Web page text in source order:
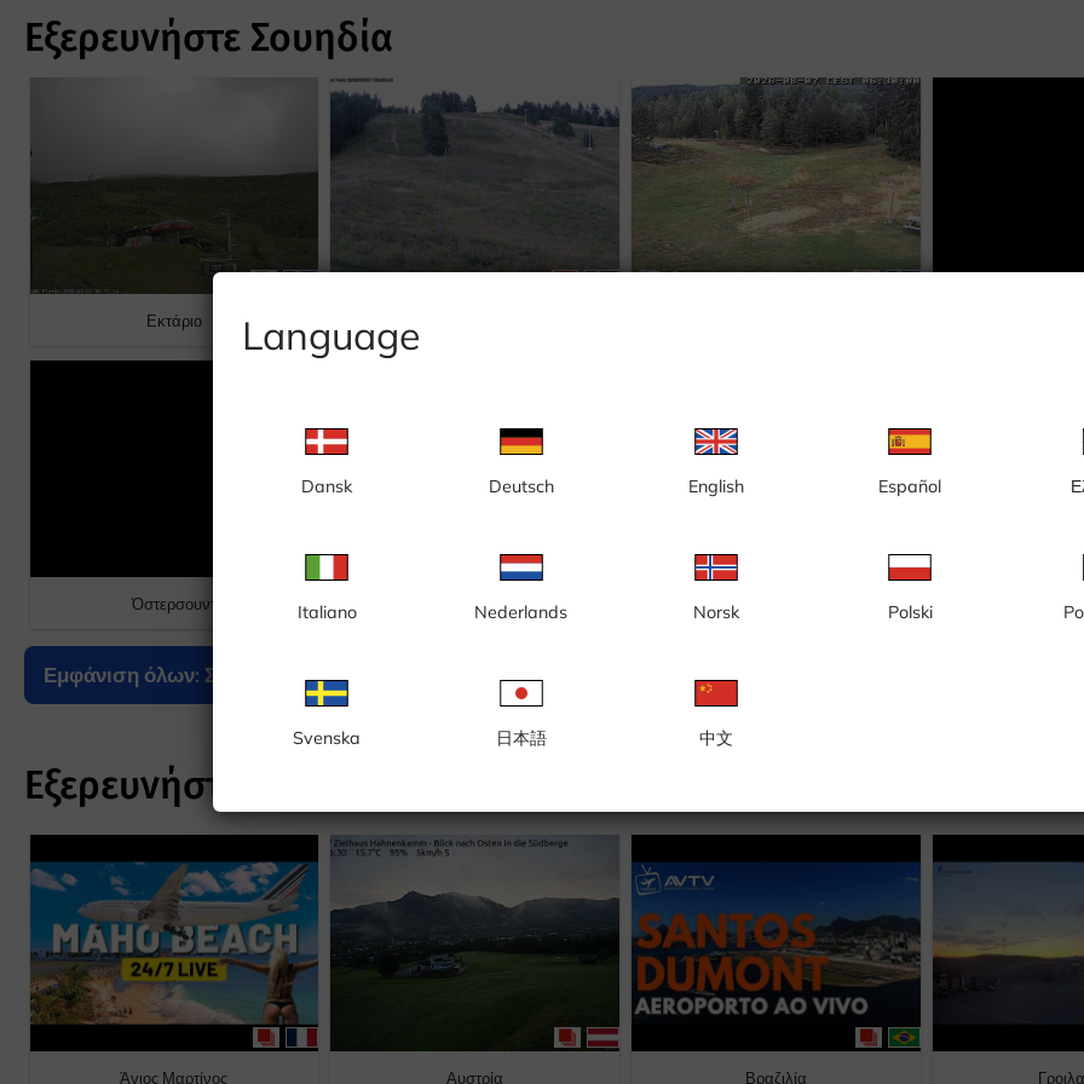
Language
Dansk Deutsch English Español
Italiano Nederlands Norsk Polski
Svenska 日本語 中文
Εξερευνήστε Σουηδία
Εκτάριο
Όστερσουντ Ρόνεμπι Σόλβεσμποργκ
Εμφάνιση όλων: Σουηδία
Εξερευνήστε Χώρες
Άγιος Μαρτίνος Αυστρία Βραζιλία